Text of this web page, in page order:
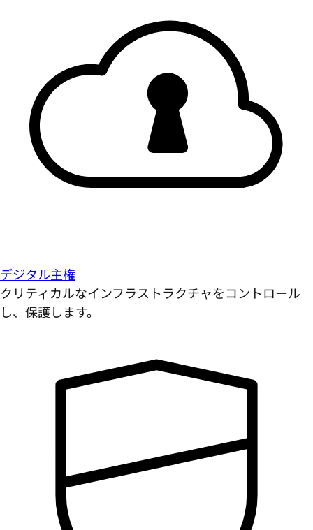
デジタル主権
クリティカルなインフラストラクチャをコントロール
し、保護します。